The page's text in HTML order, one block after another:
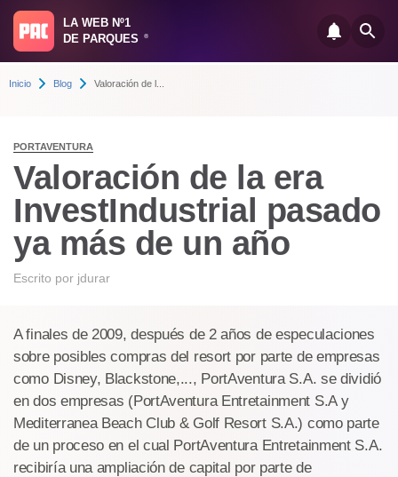
LA WEB Nº1
DE PARQUES
®
Inicio Blog Valoración de l...
PORTAVENTURA
Valoración de la era
InvestIndustrial pasado
ya más de un año
Escrito por jdurar
A finales de 2009, después de 2 años de especulaciones
sobre posibles compras del resort por parte de empresas
como Disney, Blackstone,..., PortAventura S.A. se dividió
en dos empresas (PortAventura Entretainment S.A y
Mediterranea Beach Club & Golf Resort S.A.) como parte
de un proceso en el cual PortAventura Entretainment S.A.
recibiría una ampliación de capital por parte de